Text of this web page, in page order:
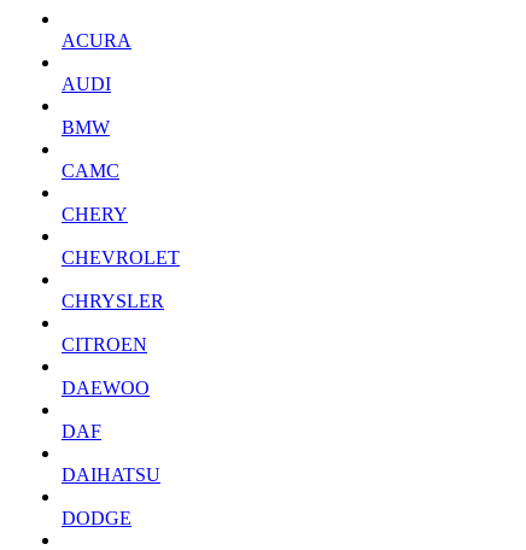
ACURA
AUDI
BMW
CAMC
CHERY
CHEVROLET
CHRYSLER
CITROEN
DAEWOO
DAF
DAIHATSU
DODGE